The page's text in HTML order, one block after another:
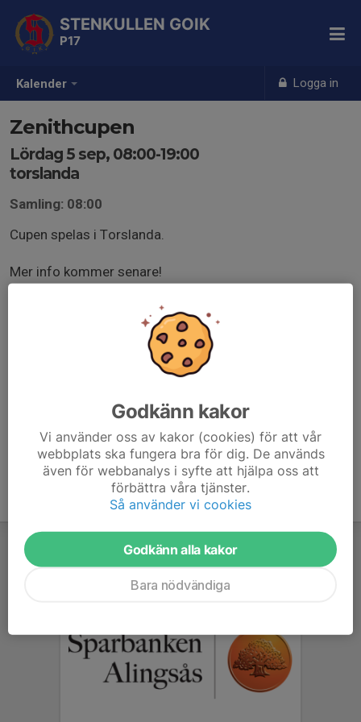
Kalender Logga in
STENKULLEN GOIK
P17
Zenithcupen
Lördag 5 sep, 08:00-19:00
torslanda
Samling: 08:00
Cupen spelas i Torslanda.
Mer info kommer senare!
Anmälan är öppen för lagets medlemmar.Logga in här
Godkänn kakor
Vi använder oss av kakor (cookies) för att vår
webbplats ska fungera bra för dig. De används
även för webbanalys i syfte att hjälpa oss att
förbättra våra tjänster.
Så använder vi cookies
Godkänn alla kakor
Bara nödvändiga